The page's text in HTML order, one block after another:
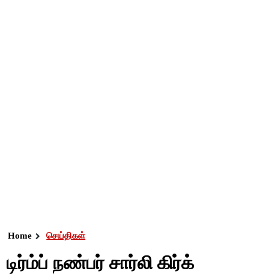
Home செய்திகள்
டிர்ம்ப் நண்பர் சார்லி கிர்க்